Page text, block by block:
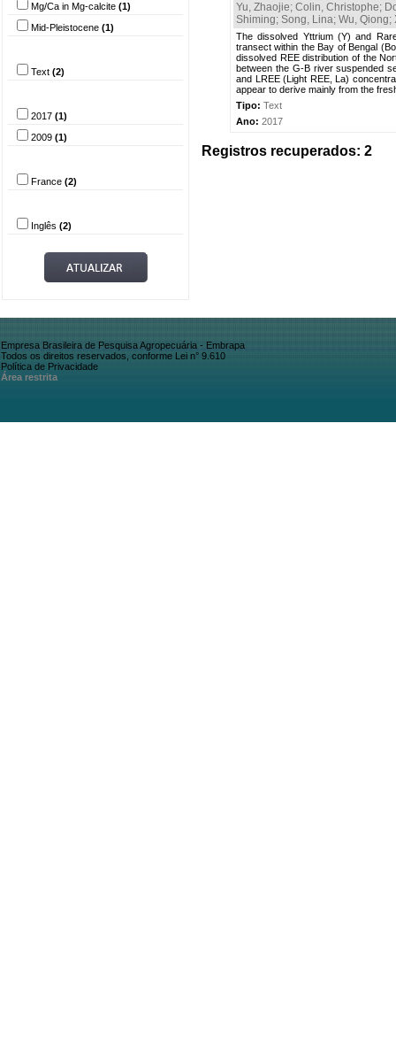
Mg/Ca in Mg-calcite (1)
Mid-Pleistocene (1)
Text (2)
2017 (1)
2009 (1)
France (2)
Inglês (2)
Yu, Zhaojie; Colin, Christophe;
Shiming; Song, Lina; Wu, Qiong;
The dissolved Yttrium (Y) and
transect within the Bay of Bengal
dissolved REE distribution of the
between the G-B river suspended
and LREE (Light REE, La)
appear to derive mainly from the
Tipo: Text
Ano: 2017
Registros recuperados: 2
Empresa Brasileira de Pesquisa Agropecuária - Embrapa
Todos os direitos reservados, conforme Lei n° 9.610
Política de Privacidade
Área restrita